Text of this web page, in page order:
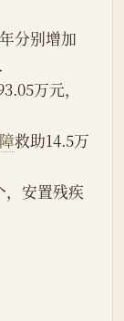
分别增加
万元，
救助14.5万
，安置残疾